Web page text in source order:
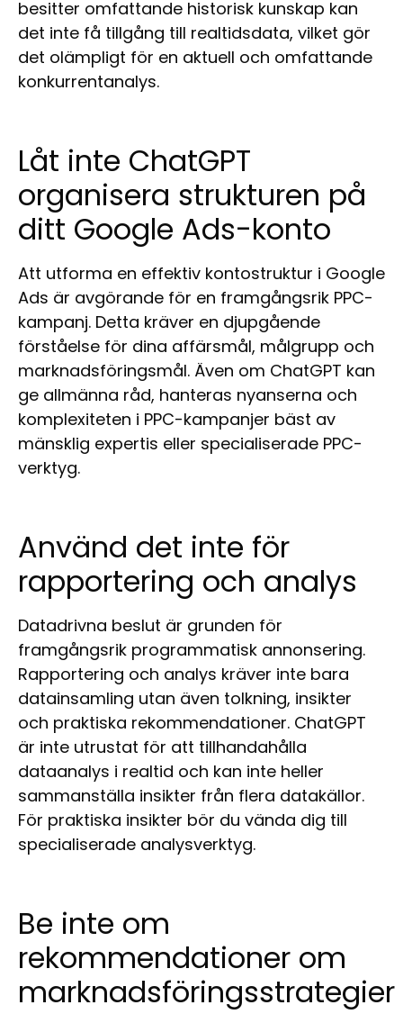
besitter omfattande historisk kunskap kan
det inte få tillgång till realtidsdata, vilket gör
det olämpligt för en aktuell och omfattande
konkurrentanalys.
Låt inte ChatGPT
organisera strukturen på
ditt Google Ads-konto
Att utforma en effektiv kontostruktur i Google
Ads är avgörande för en framgångsrik PPC-
kampanj. Detta kräver en djupgående
förståelse för dina affärsmål, målgrupp och
marknadsföringsmål. Även om ChatGPT kan
ge allmänna råd, hanteras nyanserna och
komplexiteten i PPC-kampanjer bäst av
mänsklig expertis eller specialiserade PPC-
verktyg.
Använd det inte för
rapportering och analys
Datadrivna beslut är grunden för
framgångsrik programmatisk annonsering.
Rapportering och analys kräver inte bara
datainsamling utan även tolkning, insikter
och praktiska rekommendationer. ChatGPT
är inte utrustat för att tillhandahålla
dataanalys i realtid och kan inte heller
sammanställa insikter från flera datakällor.
För praktiska insikter bör du vända dig till
specialiserade analysverktyg.
Be inte om
rekommendationer om
marknadsföringsstrategier